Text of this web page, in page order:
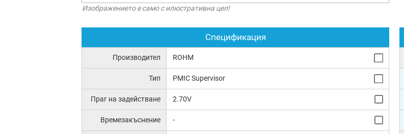
Изображението е само с илюстративна цел!
Спецификация
Производител ROHM
Тип PMIC Supervisor
Праг на задействане 2.70V
Времезакъснение -